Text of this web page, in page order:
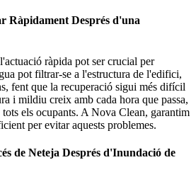
Ràpidament Després d'una
ràpida pot ser crucial per
pot filtrar-se a l'estructura de l'edifici,
fent que la recuperació sigui més difícil
i mildiu creix amb cada hora que passa,
els ocupants. A Nova Clean, garantim
per evitar aquests problemes.
de Neteja Després d'Inundació de